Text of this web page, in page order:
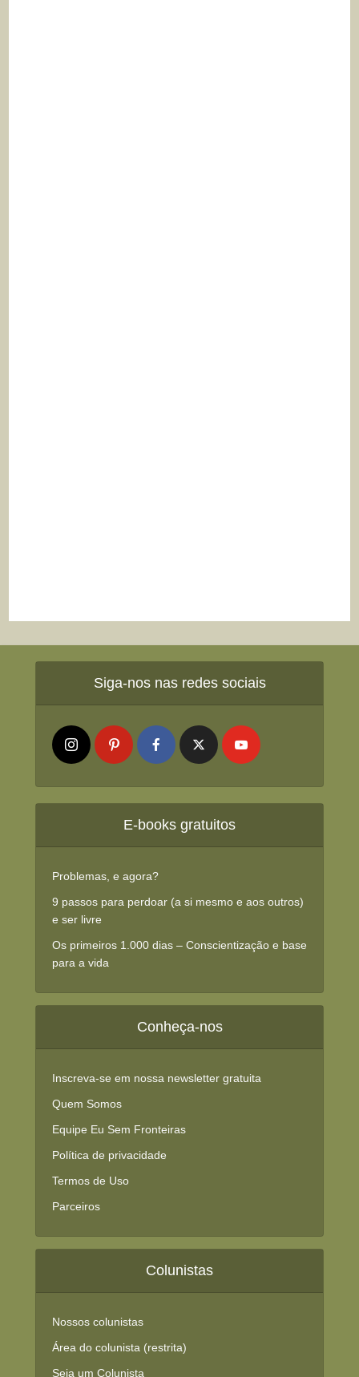
Siga-nos nas redes sociais
E-books gratuitos
Problemas, e agora?
9 passos para perdoar (a si mesmo e aos outros)
e ser livre
Os primeiros 1.000 dias – Conscientização e base
para a vida
Conheça-nos
Inscreva-se em nossa newsletter gratuita
Quem Somos
Equipe Eu Sem Fronteiras
Política de privacidade
Termos de Uso
Parceiros
Colunistas
Nossos colunistas
Área do colunista (restrita)
Seja um Colunista